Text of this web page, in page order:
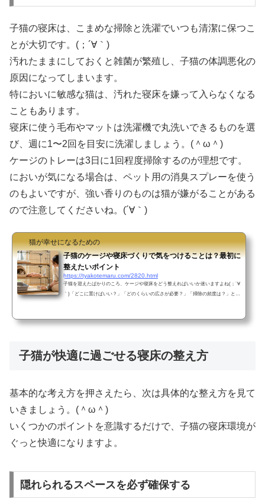
子猫の寝床は、こまめな掃除と洗濯でいつも清潔に保つこ
とが大切です。(；´∀｀)
汚れたままにしておくと雑菌が繁殖し、子猫の体調悪化の
原因になってしまいます。
特においに敏感な猫は、汚れた寝床を嫌って入らなくなる
こともあります。
寝床に使う毛布やマットは洗濯機で丸洗いできるものを選
び、週に1〜2回を目安に洗濯しましょう。(＾ω＾)
ケージのトレーは3日に1回程度掃除するのが理想です。
においが気になる場合は、ペット用の消臭スプレーを使う
のもよいですが、強い香りのものは猫が嫌がることがある
ので注意してくださいね。(´∀｀)
猫が幸せになるための
子猫のケージや寝床づくりで気をつけることは？最初に
整えたいポイント
https://tyakotemaru.com/2820.html
子猫を迎えたばかりのころ、ケージや寝床をどう整えればいいか迷いますよね(；´∀
｀)「どこに置けばいい？」「どのくらいの広さが必要？」「掃除の頻度は？」と、
い環境を作ってあげることが大切です。この記事では、子猫のケージや寝床づくり
子猫が快適に過ごせる寝床の整え方
基本的な考え方を押さえたら、次は具体的な整え方を見て
いきましょう。(＾ω＾)
いくつかのポイントを意識するだけで、子猫の寝床環境が
ぐっと快適になりますよ。
隠れられるスペースを必ず確保する